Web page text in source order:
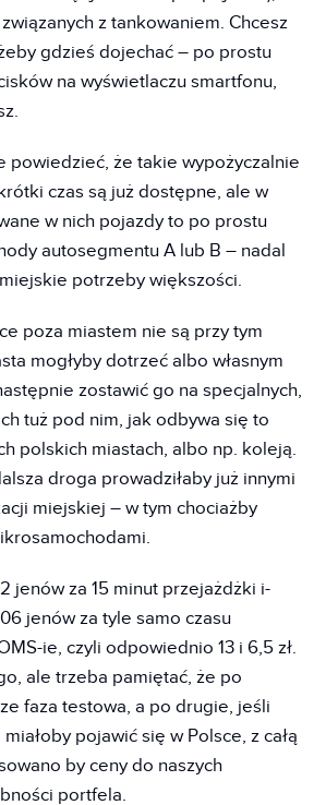
z tankowaniem. Chcesz
gdzieś dojechać – po prostu
na wyświetlaczu smartfonu,
powiedzieć, że takie wypożyczalnie
czas są już dostępne, ale w
w nich pojazdy to po prostu
autosegmentu A lub B – nadal
potrzeby większości.
poza miastem nie są przy tym
mogłyby dotrzeć albo własnym
zostawić go na specjalnych,
tuż pod nim, jak odbywa się to
polskich miastach, albo np. koleją.
droga prowadziłaby już innymi
miejskiej – w tym chociażby
jenów za 15 minut przejażdżki i-
jenów za tyle samo czasu
ie, czyli odpowiednio 13 i 6,5 zł.
ale trzeba pamiętać, że po
faza testowa, a po drugie, jeśli
pojawić się w Polsce, z całą
by ceny do naszych
portfela.